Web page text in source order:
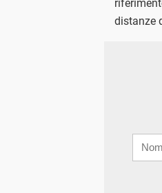
distanze
mail